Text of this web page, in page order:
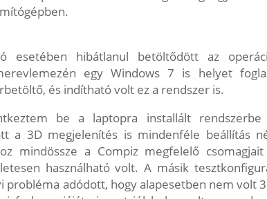
esetében hibátlanul betöltődött az
egy Windows 7 is helyet
és indítható volt ez a rendszer is.
be a laptopra installált
a 3D megjelenítés is mindenféle beállítás
mindössze a Compiz megfelelő
használható volt. A másik
probléma adódott, hogy alapesetben nem volt